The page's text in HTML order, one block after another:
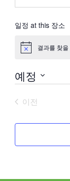
일정 at this 장소
공
결과를 찾
예정
를
택
이전